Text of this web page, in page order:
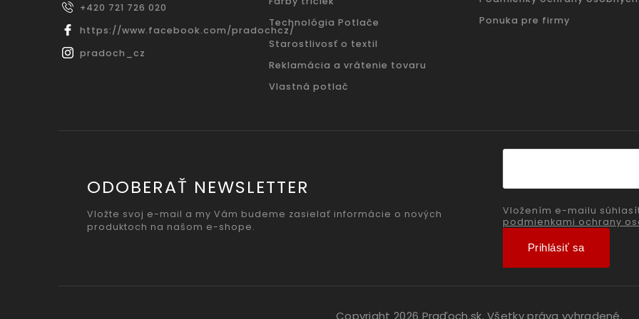
+420 721 726 020
https://www.facebook.com/pradochcz/
pradoch_cz
Technológia Potlače
Starostlivosť o textil
Reklamácia a vrátenie tovaru
Vlastná potlač
Ponuka pre firmy
ODOBERAŤ NEWSLETTER
Vložte svoj e-mail a my Vám budeme zasielať informácie o nových
produktoch na našom e-shope.
Vložením e-mailu
podmienkami ochrany
Prihlásiť sa
Copyright 2026 Praďoch.sk. Všetky práva vyhradené.